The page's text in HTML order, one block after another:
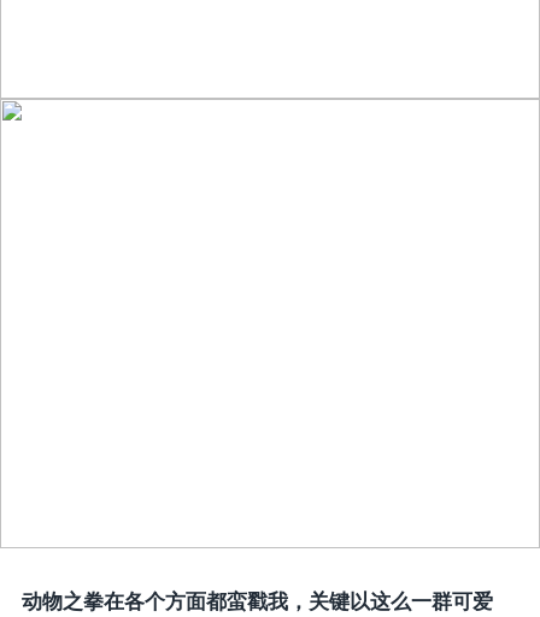
动物之拳在各个方面都蛮戳我，关键以这么一群可爱